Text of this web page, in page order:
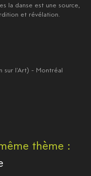
la danse est une source,
et révélation.
sur l'Art) - Montréal
thème :